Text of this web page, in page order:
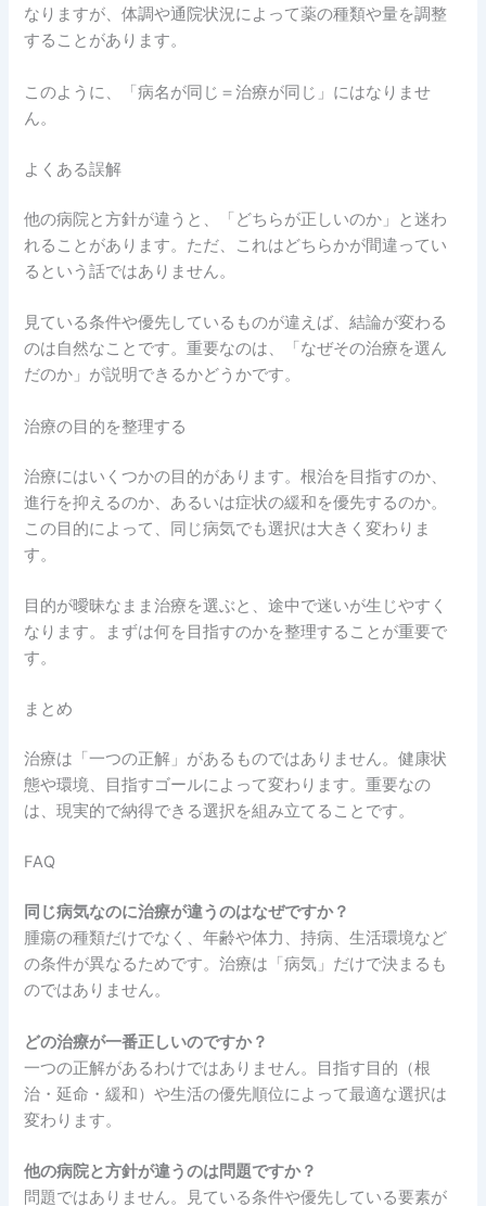
なりますが、体調や通院状況によって薬の種類や量を調整
することがあります。
このように、「病名が同じ＝治療が同じ」にはなりませ
ん。
よくある誤解
他の病院と方針が違うと、「どちらが正しいのか」と迷わ
れることがあります。ただ、これはどちらかが間違ってい
るという話ではありません。
見ている条件や優先しているものが違えば、結論が変わる
のは自然なことです。重要なのは、「なぜその治療を選ん
だのか」が説明できるかどうかです。
治療の目的を整理する
治療にはいくつかの目的があります。根治を目指すのか、
進行を抑えるのか、あるいは症状の緩和を優先するのか。
この目的によって、同じ病気でも選択は大きく変わりま
す。
目的が曖昧なまま治療を選ぶと、途中で迷いが生じやすく
なります。まずは何を目指すのかを整理することが重要で
す。
まとめ
治療は「一つの正解」があるものではありません。健康状
態や環境、目指すゴールによって変わります。重要なの
は、現実的で納得できる選択を組み立てることです。
FAQ
同じ病気なのに治療が違うのはなぜですか？
腫瘍の種類だけでなく、年齢や体力、持病、生活環境など
の条件が異なるためです。治療は「病気」だけで決まるも
のではありません。
どの治療が一番正しいのですか？
一つの正解があるわけではありません。目指す目的（根
治・延命・緩和）や生活の優先順位によって最適な選択は
変わります。
他の病院と方針が違うのは問題ですか？
問題ではありません。見ている条件や優先している要素が